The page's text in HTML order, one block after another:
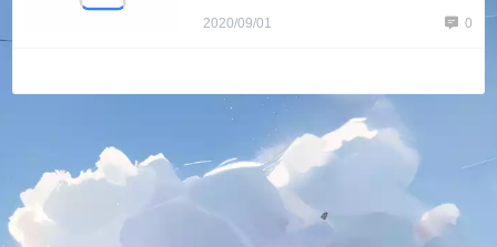
2020/09/01 0